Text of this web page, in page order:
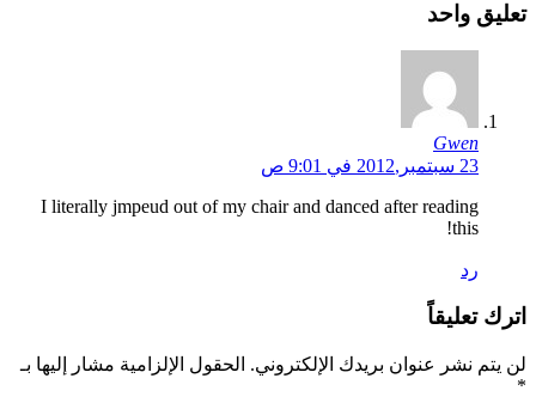
تعليق واحد
Gwen
23 سبتمبر,2012 في 9:01 ص
I literally jmpeud out of my chair and danced after reading
this!
رد
اترك تعليقاً
لن يتم نشر عنوان بريدك الإلكتروني. الحقول الإلزامية مشار إليها بـ
*